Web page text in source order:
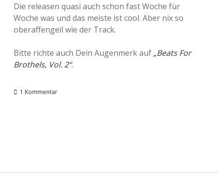
Die releasen quasi auch schon fast Woche für
Woche was und das meiste ist cool. Aber nix so
oberaffengeil wie der Track.
Bitte richte auch Dein Augenmerk auf „Beats For
Brothels, Vol. 2“.
1 Kommentar